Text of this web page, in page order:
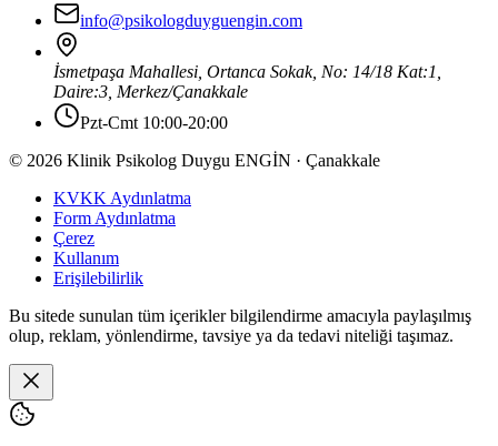
info@psikologduyguengin.com
İsmetpaşa Mahallesi, Ortanca Sokak, No: 14/18 Kat:1,
Daire:3 Merkez/Çanakkale
Pzt-Cmt 10:00-20:00
© 2026 Klinik Psikolog Duygu ENGİN · Çanakkale
KVKK Aydınlatma
Form Aydınlatma
Çerez
Kullanım
Erişilebilirlik
Bu sitede sunulan tüm içerikler bilgilendirme amacıyla paylaşılmış
olup, reklam, yönlendirme, tavsiye ya da tedavi niteliği taşımaz.